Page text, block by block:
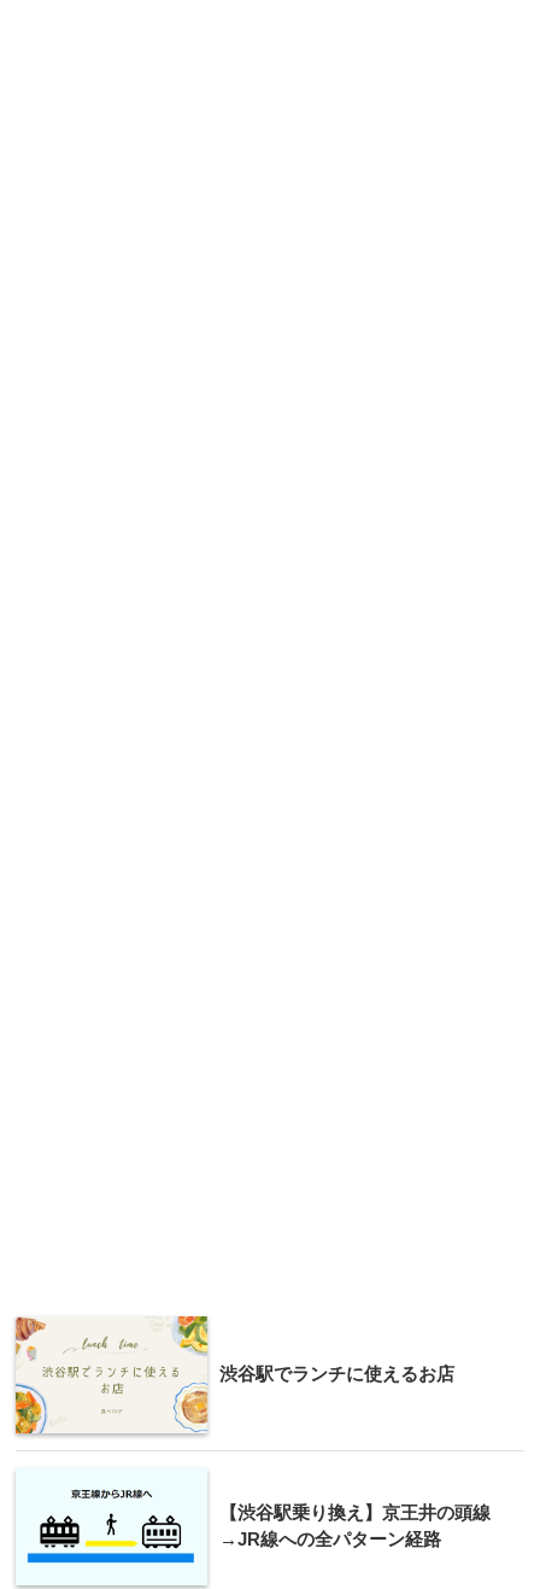
渋谷駅でランチに使えるお店
【渋谷駅乗り換え】京王井の頭線
→JR線への全パターン経路